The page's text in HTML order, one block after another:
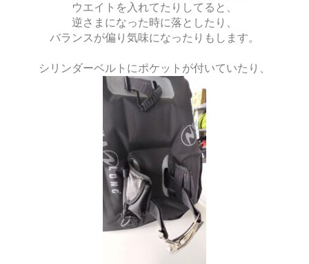
ウエイトを入れてたりしてると、
逆さまになった時に落としたり、
バランスが偏り気味になったりもします。
シリンダーベルトにポケットが付いていたり、